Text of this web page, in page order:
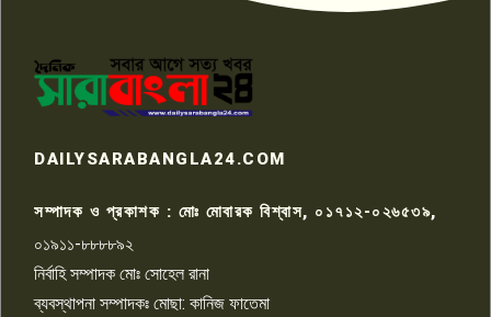
৭
কেটে ঘরে ঢুকে স্কুল শিক্ষিকাকে হত্যা
টয়লেটের ট্যাংকি থেকে লাশ উদ্ধার
রাজশাহীতে সন্ত্রাসী হামলায় গুরুতর
৯
চাঁদাবাজি ও হয়রানির অভিযোগ
DAILYSARABANGLA24.COM
সম্পাদক ও প্রকাশক : মোঃ মোবারক বিশ্বাস, ০১৭১২-০২৬৫৩৯,
০১৯১১-৮৮৮৮৯২
নির্বাহি সম্পাদক মোঃ সোহেল রানা
ব্যবস্থাপনা সম্পাদকঃ মোছা: কানিজ ফাতেমা